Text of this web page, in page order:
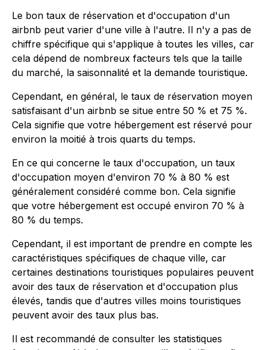
Le bon taux de réservation et d'occupation d'un
airbnb peut varier d'une ville à l'autre. Il n'y a pas de
chiffre spécifique qui s'applique à toutes les villes, car
cela dépend de nombreux facteurs tels que la taille
du marché, la saisonnalité et la demande touristique.
Cependant, en général, le taux de réservation moyen
satisfaisant d'un airbnb se situe entre 50 % et 75 %.
Cela signifie que votre hébergement est réservé pour
environ la moitié à trois quarts du temps.
En ce qui concerne le taux d'occupation, un taux
d'occupation moyen d'environ 70 % à 80 % est
généralement considéré comme bon. Cela signifie
que votre hébergement est occupé environ 70 % à
80 % du temps.
Cependant, il est important de prendre en compte les
caractéristiques spécifiques de chaque ville, car
certaines destinations touristiques populaires peuvent
avoir des taux de réservation et d'occupation plus
élevés, tandis que d'autres villes moins touristiques
peuvent avoir des taux plus bas.
Il est recommandé de consulter les statistiques